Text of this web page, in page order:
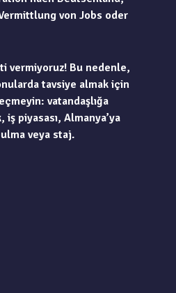
von Jobs oder
vermiyoruz! Bu nedenle,
tavsiye almak için
vatandaşlığa
iş piyasası, Almanya’ya
veya staj.